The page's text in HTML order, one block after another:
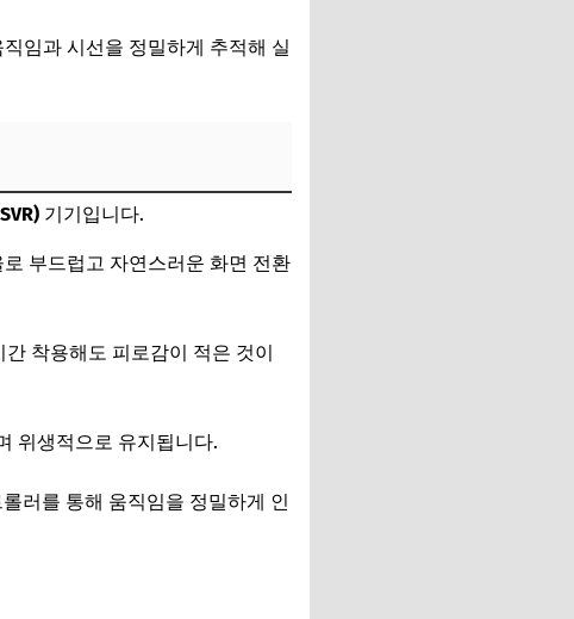
임과 시선을 정밀하게 추적해 실
기기입니다.
부드럽고 자연스러운 화면 전환
착용해도 피로감이 적은 것이
위생적으로 유지됩니다.
러를 통해 움직임을 정밀하게 인